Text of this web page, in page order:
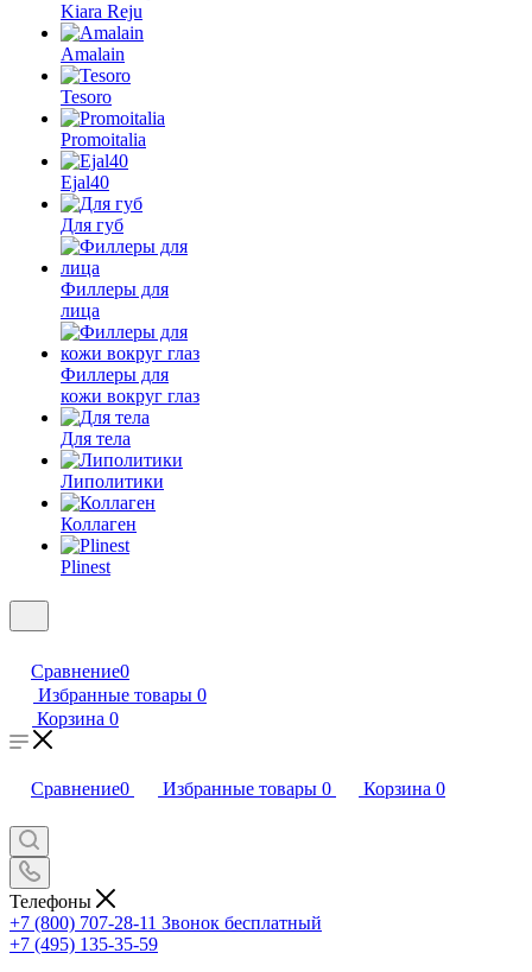
Kiara Reju
Amalain
Tesoro
Promoitalia
Ejal40
Для губ
Филлеры для
лица
Филлеры для
кожи вокруг глаз
Для тела
Липолитики
Коллаген
Plinest
Сравнение0
Избранные товары 0
Корзина 0
Сравнение0 Избранные товары 0 Корзина 0
Телефоны
+7 (800) 707-28-11 Звонок бесплатный
+7 (495) 135-35-59